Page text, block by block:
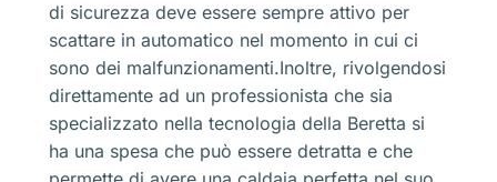
di sicurezza deve essere sempre attivo per
scattare in automatico nel momento in cui ci
sono dei malfunzionamenti.Inoltre, rivolgendosi
direttamente ad un professionista che sia
specializzato nella tecnologia della Beretta si
ha una spesa che può essere detratta e che